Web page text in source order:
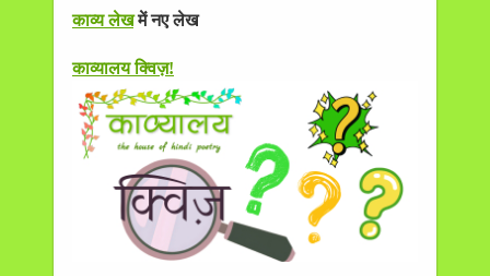
काव्य लेखमें नए लेख
काव्यालय क्विज़!